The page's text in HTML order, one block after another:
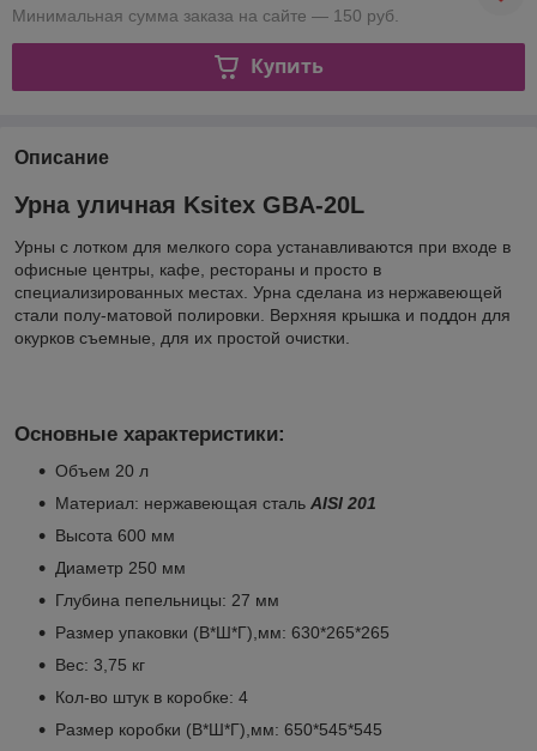
Минимальная сумма заказа на сайте — 150 руб.
Купить
Описание
Урна уличная Ksitex GBA-20L
Урны с лотком для мелкого сора устанавливаются при входе в
офисные центры, кафе, рестораны и просто в
специализированных местах. Урна сделана из нержавеющей
стали полу-матовой полировки. Верхняя крышка и поддон для
окурков съемные, для их простой очистки.
Основные характеристики:
Объем 20 л
Материал: нержавеющая сталь AISI 201
Высота 600 мм
Диаметр 250 мм
Глубина пепельницы: 27 мм
Размер упаковки (В*Ш*Г),мм: 630*265*265
Вес: 3,75 кг
Кол-во штук в коробке: 4
Размер коробки (В*Ш*Г),мм: 650*545*545